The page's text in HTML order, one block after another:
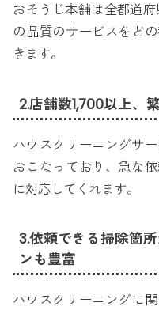
おそうじ本舗は全都道
の品質のサービスをど
きます。
2.店舗数1,700以上、
ハウスクリーニングサ
おこなっており、急な
に対応してくれます。
3.依頼できる掃除箇
ンも豊富
ハウスクリーニングに